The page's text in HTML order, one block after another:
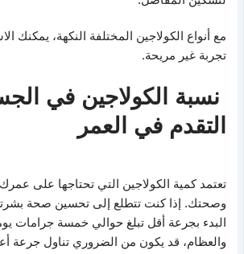
مع أنواع الكولاجين المختلفة النكهة، يمكنك
تجربة غير مريحة.
نسبة الكولاجين في
التقدم في العمر
تعتمد كمية الكولاجين التي تحتاجها على
وصحتك. إذا كنت تتطلع إلى تحسين صحة
البدء بجرعة أقل تبلغ حوالي خمسة جرامات
والعظام، قد يكون من الضروري تناول جرعة